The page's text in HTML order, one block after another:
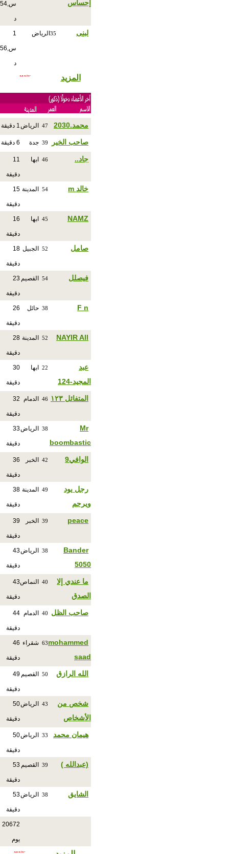
إحساس
س,54
د
لبنى 35 الرياض 1
س,56
د
المزيد
محمد.2030 47 الرياض1 دقيقة
صاحب الخير 39 جدة 6 دقيقة
جاد.. 46 ابها 11
دقيقة
خالد m 54 المدينة 15
دقيقة
NAMZ
45 ابها 16
دقيقة
صامل 52 الجبيل 18
دقيقة
فيصلل 54 القصيم 23
دقيقة
F n
38 حائل 26
دقيقة
NAYIR All
52 المدينة 28
دقيقة
عبد
المجيد-124
22 ابها 30
دقيقة
المتفائل ١٢٣ 46 الدمام 32
دقيقة
Mr
boombastic
38 الرياض33
دقيقة
الوافي9 42 الخبر 36
دقيقة
رجل يود
ويرحم
49 المدينة 38
دقيقة
peace
39 الخبر 39
دقيقة
Bander
5050
38 الرياض43
دقيقة
ما عندي إلا
الصدق
40 النماص43
دقيقة
صاحب الظل 40 الدمام 44
دقيقة
mohammed
saad
63 شقراء 46
دقيقة
الله الرازق 50 القصيم 49
دقيقة
شخص من
الأشخاص
43 الرياض50
دقيقة
هيمان محمد 33 الرياض50
دقيقة
(عبدالله ) 39 القصيم 53
دقيقة
الشايق 38 الرياض53
دقيقة
20672
يوم